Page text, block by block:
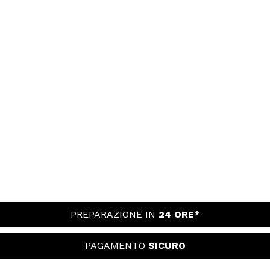
PREPARAZIONE IN 24 ORE*
PAGAMENTO SICURO